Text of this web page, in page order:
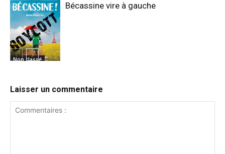
Non classé
Non classé
Bécassine vire à gauche
Laisser un commentaire